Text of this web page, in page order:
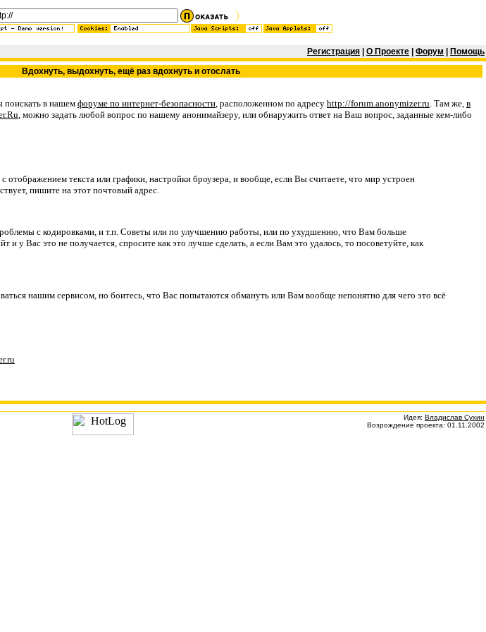
Регистрация О Проекте Форум
Помощь
Вдохнуть, выдохнуть, ещё раз вдохнуть и отослать
поискать в нашем форуме по интернет-безопасности, расположенном по адресу http://forum.anonymizer.ru. Там же, в
, можно задать любой вопрос по нашему анонимайзеру, или обнаружить ответ на Ваш вопрос, заданные кем-либо
текста или графики, настройки броузера, и вообще, если Вы считаете, что мир устроен
пишите на этот почтовый адрес.
с кодировками, и т.п. Советы или по улучшению работы, или по ухудшению, что Вам больше
и у Вас это не получается, спросите как это лучше сделать, а если Вам это удалось, то посоветуйте, как
нашим сервисом, но боитесь, что Вас попытаются обмануть или Вам вообще непонятно для чего это всё
Идея: Владислав Сухин
Возрождение проекта: 01.11.2002